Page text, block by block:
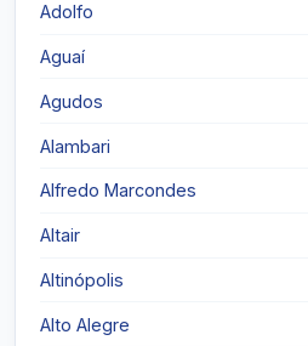
Adolfo
Aguaí
Agudos
Alambari
Alfredo Marcondes
Altair
Altinópolis
Alto Alegre